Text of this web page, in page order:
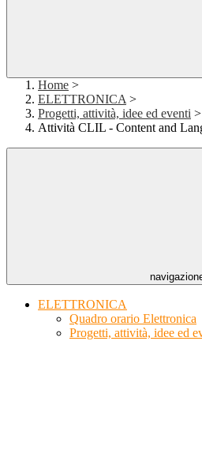
Home >
ELETTRONICA >
Progetti, attività, idee ed eventi >
Attività CLIL - Content and
ELETTRONICA
Quadro orario Elettronica
Progetti, attività, idee ed